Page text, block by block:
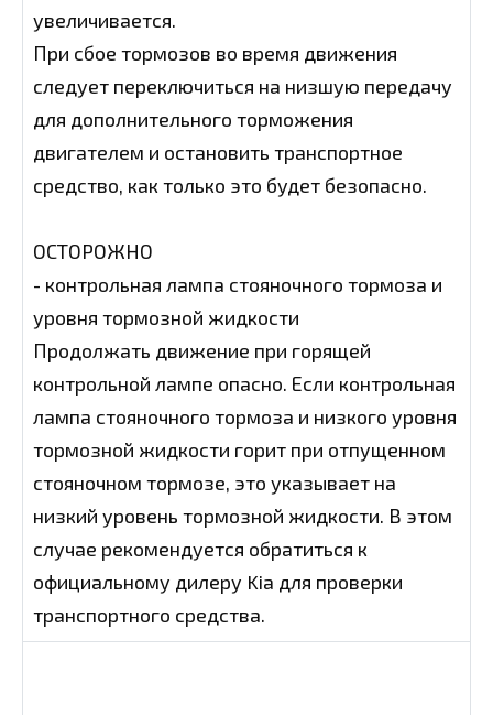
увеличивается.
При сбое тормозов во время движения
следует переключиться на низшую передачу
для дополнительного торможения
двигателем и остановить транспортное
средство, как только это будет безопасно.
ОСТОРОЖНО
- контрольная лампа стояночного тормоза и
уровня тормозной жидкости
Продолжать движение при горящей
контрольной лампе опасно. Если контрольная
лампа стояночного тормоза и низкого уровня
тормозной жидкости горит при отпущенном
стояночном тормозе, это указывает на
низкий уровень тормозной жидкости. В этом
случае рекомендуется обратиться к
официальному дилеру Kia для проверки
транспортного средства.